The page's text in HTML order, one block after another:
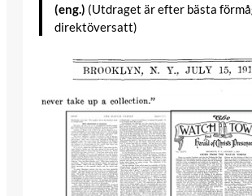
(eng.) (Utdraget är efter bästa
direktöversatt)